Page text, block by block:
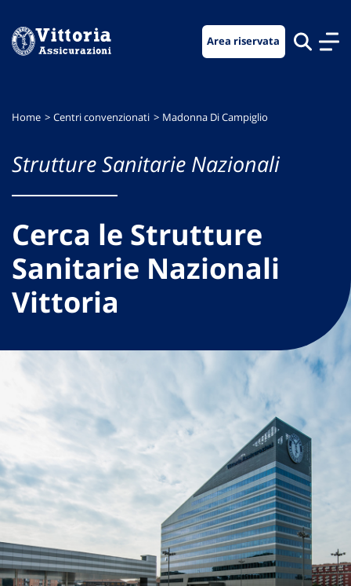
menu
contenuto
footer
Area riservata
Home Centri convenzionati Madonna Di Campiglio
Strutture Sanitarie Nazionali
Cerca le Strutture
Sanitarie Nazionali
Vittoria